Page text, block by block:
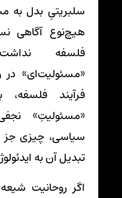
سلبریتیِ بدل به
هیچ‌نوع آگاهی
فلسفه
«مسئولیت‌ای» در
فرآیند
«مسئولیتِ»
سیاسی، چیزی جز
تبدیل آن به
اگر روحانیت